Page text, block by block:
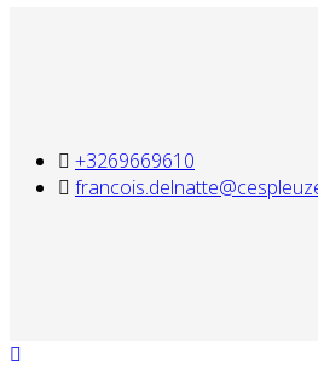
+3269669610